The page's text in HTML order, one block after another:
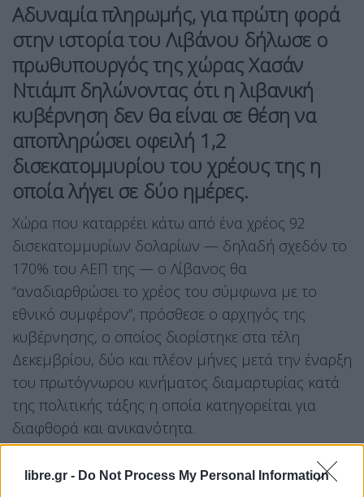
libre.gr - Do Not Process My Personal Information
Αδυναμία πληρωμής, για πρώτη φορά
στην ιστορία του Λιβάνου δήλωσε ο
πρωθυπουργός της χώρας Χασάν
Ντιάμπ δηλώνοντας ότι η λιβανική
κυβέρνηση δεν θα είναι σε θέση να
αποπληρώσει οφειλή 1,2
δισεκατομμυρίου του χρέους της η
οποία λήγει σε δύο ημέρες.
Χώρα που καταρρέει κάτω από ένα χρέος 92
δισεκατομμυρίων δολαρίων — δηλαδή σχεδόν το
170% του ΑΕΠ της — ο Λίβανος θα
“αναδιαρθρώσει το χρέος του σύμφωνα με το
εθνικό συμφέρον”, πρόσθεσε ο αρχηγός της
κυβέρνησης, ο οποίος διορίστηκε στα τέλη
Δεκεμβρίου, δύο και πλέον μήνες μετά την έναρξη
του πρωτόγνωρου κινήματος διαμαρτυρίας κατά
της πολιτικής τάξης η οποία κατηγορείται για
διαφθορά και ανικανότητα.
“Τα συναλλαγματικά μας αποθέματα έχουν φτάσει